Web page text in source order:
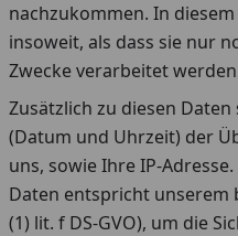
nachzukommen. In
insoweit, als dass sie nur
Zwecke verarbeitet
Zusätzlich zu diesen
(Datum und Uhrzeit) der
uns, sowie Ihre IP-
Daten entspricht unserem
(1) lit. f DS-GVO), um die